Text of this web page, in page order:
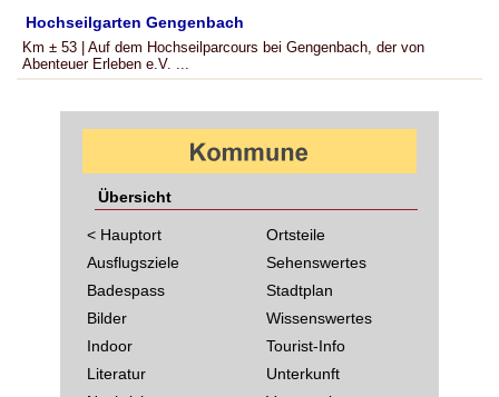
Hochseilgarten Gengenbach
Km ± 53 | Auf dem Hochseilparcours bei Gengenbach, der von
Abenteuer Erleben e.V. ...
Übersicht
< Hauptort
Ausflugsziele
Badespass
Bilder
Indoor
Literatur
Ortsteile
Sehenswertes
Stadtplan
Wissenswertes
Tourist-Info
Unterkunft